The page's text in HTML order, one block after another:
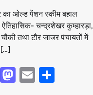
का ओल्ड पेंशन स्कीम बहाल
चन्द्रशेखर कुम्हारड़ा,
तथा टौर जाजर पंचायतों में
[…]
Mastodon
EmailShare